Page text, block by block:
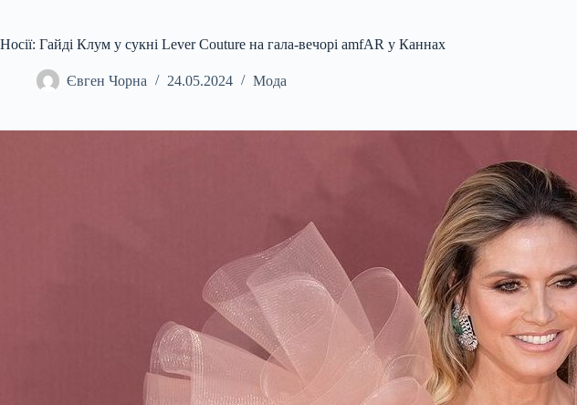
Носії: Гайді Клум у сукні Lever Couture на гала-вечорі amfAR у Каннах
Євген Чорна 24.05.2024 Мода